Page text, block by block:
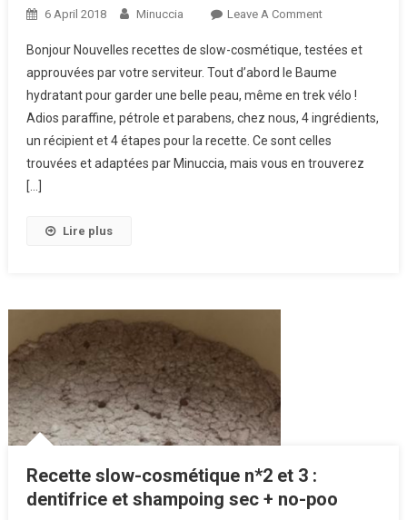
6 April 2018 Minuccia Leave A CommentOn Recette
Cosmétique
N*4 Et 5 :
Un Baume
Hydratant Et
Une Crème
Hydratante
Bonjour Nouvelles recettes de slow-cosmétique, testées et
approuvées par votre serviteur. Tout d’abord le Baume
hydratant pour garder une belle peau, même en trek vélo !
Adios paraffine, pétrole et parabens, chez nous, 4 ingrédients,
un récipient et 4 étapes pour la recette. Ce sont celles
trouvées et adaptées par Minuccia, mais vous en trouverez
[…]
Lire plus
Recette slow-cosmétique n*2 et 3 :
dentifrice et shampoing sec + no-poo